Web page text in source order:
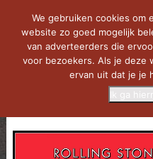
We gebruiken cookies om
website zo goed mogelijk
van adverteerders die
voor bezoekers. Als je deze
ervan uit dat je je
Ik ga